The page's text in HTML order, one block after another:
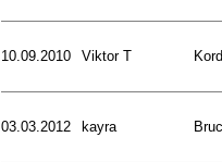
10.09.2010 Viktor T
03.03.2012 kayra